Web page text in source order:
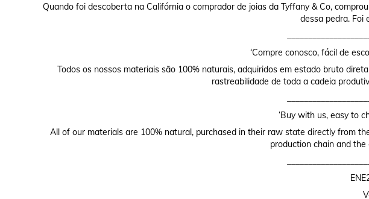
Quando foi descoberta na Califórnia o comprador de joias da Tyffany & Co,
dessa pedra. Foi
‘Compre conosco, fácil de
Todos os nossos materiais são 100% naturais, adquiridos em estado bruto
rastreabilidade de toda a cadeia
‘Buy with us, easy to
All of our materials are 100% natural, purchased in their raw state directly from
production chain and